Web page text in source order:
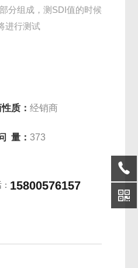
分组成，测SDI值的时候
进行测试
性质：经销商
量：373
15800576157